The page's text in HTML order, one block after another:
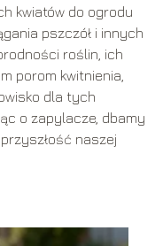
kwiatów do ogrodu
pszczół i innych
roślin, ich
porom kwitnienia,
dla tych
o zapylacze, dbamy
naszej